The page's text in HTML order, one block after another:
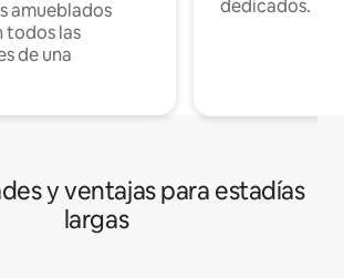
amueblados
todos las
de una
dedicados.
y ventajas para estadías
largas